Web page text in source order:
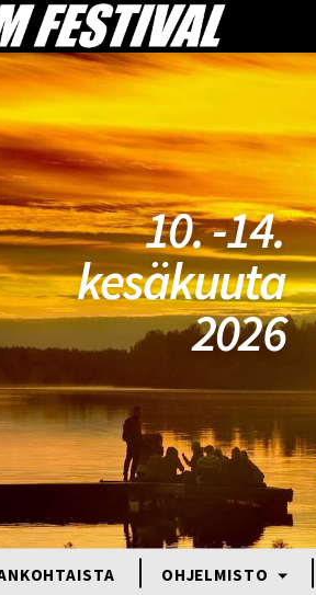
10. -14.
kesäkuuta
2026
OHJELMISTO